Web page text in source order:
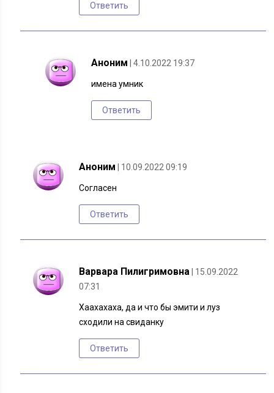
Ответить
Аноним | 4.10.2022 19:37
имена умник
Ответить
Аноним | 10.09.2022 09:19
Согласен
Ответить
Варвара Пилигримовна
| 15.09.2022
07:31
Хаахахаха, да и что бы эмити и луз
сходили на свиданку
Ответить